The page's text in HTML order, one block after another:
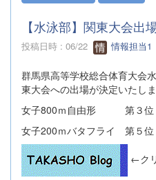
【水泳部】関東大会出
投稿日時 : 06/22 情報担当1
群馬県高等学校総合体育大会
東大会への出場が決定いたしま
女子800ｍ自由形 第３位
女子200ｍバタフライ 第５位
←ク